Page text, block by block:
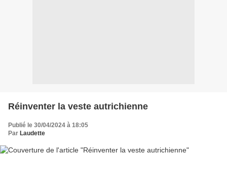
Réinventer la veste autrichienne
Publié le 30/04/2024 à 18:05
Par Laudette